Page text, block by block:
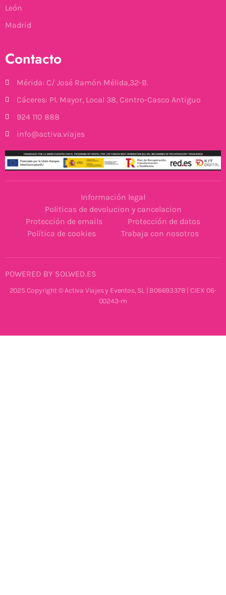
León
Madrid
Contacto
Mérida: C/ José Ramón Mélida,32-B.
Cáceres: Pl. Mayor, Local 38, Centro-Casco Antiguo
924 110 888
info@activa.viajes
Información legal
Politicas de devolucion y cancelacion
Protección de emails
Protección de datos
Política de cookies
Trabaja con nosotros
POWERED BY SOLWED.ES
2025 Copyright © Activa Viajes y Eventos, SL | B06693378 | CIEX 06-
00243-m